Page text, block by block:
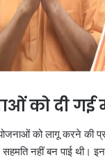
को दी गई
को लागू करने की
नहीं बन पाई थी।